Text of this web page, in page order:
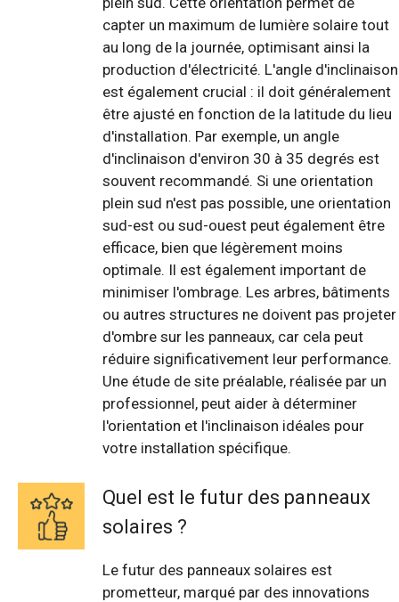
capter un maximum de lumière solaire tout
au long de la journée, optimisant ainsi la
production d'électricité. L'angle d'inclinaison
est également crucial : il doit généralement
être ajusté en fonction de la latitude du lieu
d'installation. Par exemple, un angle
d'inclinaison d'environ 30 à 35 degrés est
souvent recommandé. Si une orientation
plein sud n'est pas possible, une orientation
sud-est ou sud-ouest peut également être
efficace, bien que légèrement moins
optimale. Il est également important de
minimiser l'ombrage. Les arbres, bâtiments
ou autres structures ne doivent pas projeter
d'ombre sur les panneaux, car cela peut
réduire significativement leur performance.
Une étude de site préalable, réalisée par un
professionnel, peut aider à déterminer
l'orientation et l'inclinaison idéales pour
votre installation spécifique.
Quel est le futur des panneaux
solaires ?
Le futur des panneaux solaires est
prometteur, marqué par des innovations